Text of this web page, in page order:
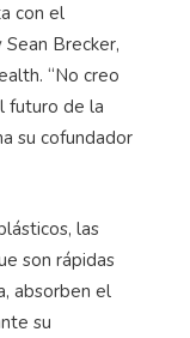
con el
Brecker,
“No creo
futuro de la
su cofundador
las
son rápidas
absorben el
su